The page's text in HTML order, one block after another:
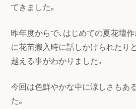
てきました。
昨年度からで、はじめての夏花壇
に花苗搬入時に話しかけられたり
越える事がわかりました。
今回は色鮮やかな中に涼しさもあ
た。